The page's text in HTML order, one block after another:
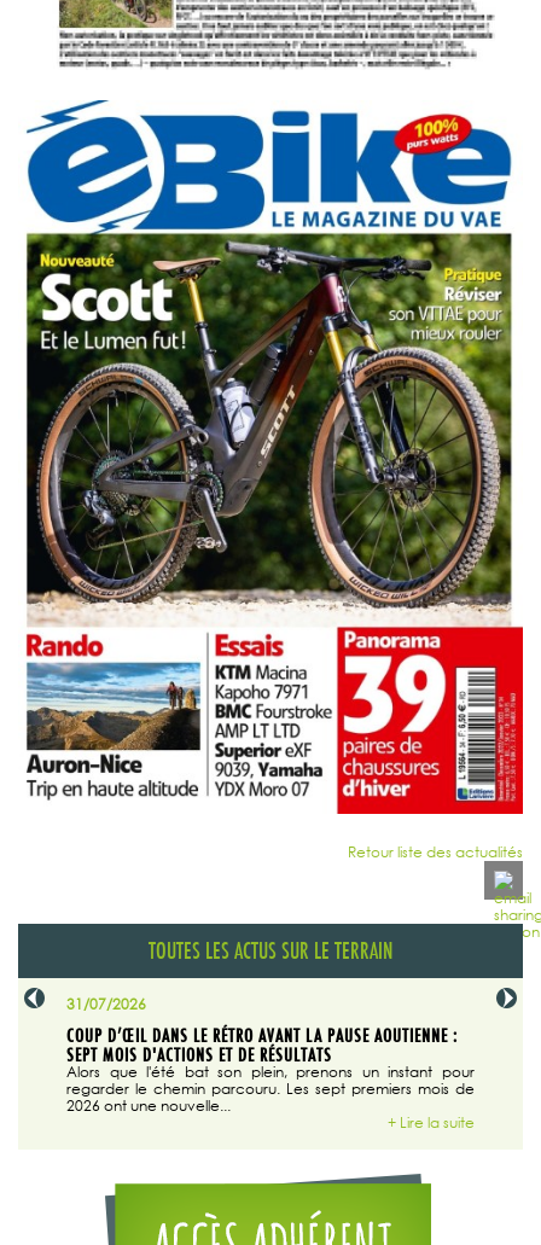
Retour liste des actualités
TOUTES LES ACTUS SUR LE TERRAIN
31/07/2026
COUP D’ŒIL DANS LE RÉTRO AVANT LA PAUSE AOUTIENNE :
SEPT MOIS D'ACTIONS ET DE RÉSULTATS
Alors que l'été bat son plein, prenons un instant pour
regarder le chemin parcouru. Les sept premiers mois de
2026 ont une nouvelle...
+ Lire la suite
29/07/